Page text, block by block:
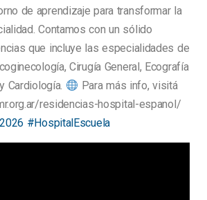
de aprendizaje para transformar la
Contamos con un sólido
que incluye las especialidades de
Cirugía General, Ecografía
Cardiología.
Para más info, visitá
residencias-hospital-espanol/
#HospitalEscuela